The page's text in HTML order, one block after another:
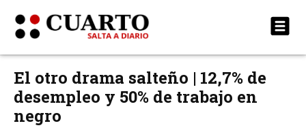
El otro drama salteño | 12,7% de
desempleo y 50% de trabajo en
negro